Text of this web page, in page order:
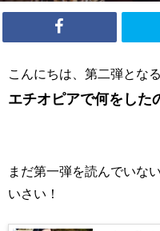
こんにちは、第二弾とな
エチオピアで何をした
まだ第一弾を読んでいな
いさい！